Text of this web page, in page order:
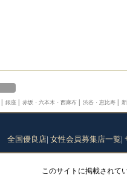
銀座 赤坂・六本木・西麻布 渋谷・恵比寿
全国優良店| 女性会員募集店一覧|
このサイトに掲載されて